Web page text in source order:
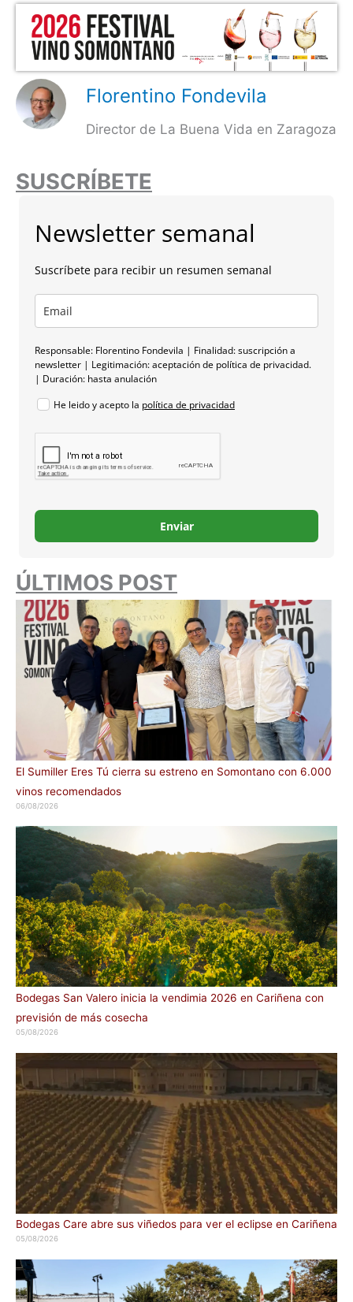
Florentino Fondevila
Director de La Buena Vida en Zaragoza
SUSCRÍBETE
Newsletter semanal
Suscríbete para recibir un resumen semanal
Responsable: Florentino Fondevila | Finalidad: suscripción a
newsletter | Legitimación: aceptación de política de privacidad.
| Duración: hasta anulación
He leido y acepto la política de privacidad
Enviar
ÚLTIMOS POST
El Sumiller Eres Tú cierra su estreno en Somontano con 6.000
vinos recomendados
06/08/2026
Bodegas San Valero inicia la vendimia 2026 en Cariñena con
previsión de más cosecha
05/08/2026
Bodegas Care abre sus viñedos para ver el eclipse en Cariñena
05/08/2026